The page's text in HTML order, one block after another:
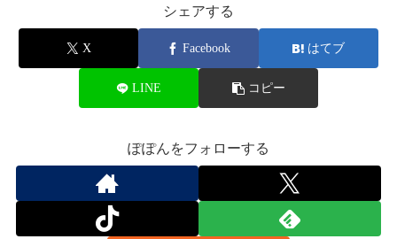
シェアする
X Facebook はてブ
LINE コピー
ぽぽんをフォローする